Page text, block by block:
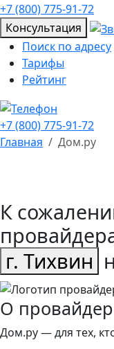
+7 (800) 775-91-72
Консультация
Поиск по адресу
Тарифы
Рейтинг
+7 (800) 775-91-72
Главная
Дом.ру
К
г. Тихвин
О
Дом.ру — для тех,